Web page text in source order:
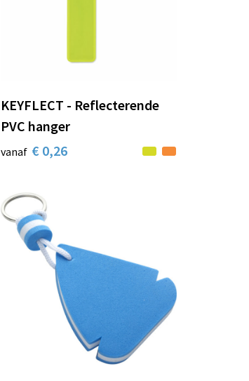
KEYFLECT - Reflecterende
PVC hanger
vanaf € 0,26